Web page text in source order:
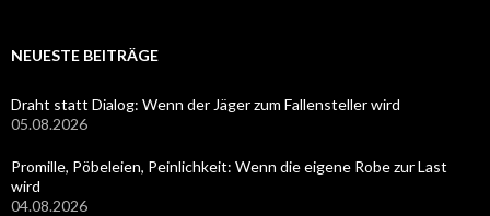
NEUESTE BEITRÄGE
Draht statt Dialog: Wenn der Jäger zum Fallensteller wird
05.08.2026
Promille, Pöbeleien, Peinlichkeit: Wenn die eigene Robe zur Last
wird
04.08.2026